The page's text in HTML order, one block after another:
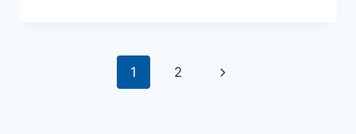
Nawigacja1 2
Następna